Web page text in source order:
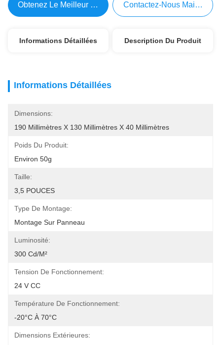
Obtenez Le Meilleur Prix Contactez-Nous Maintenant
Informations Détaillées Description Du Produit
Informations Détaillées
Dimensions:
190 Millimètres X 130 Millimètres X 40 Millimètres
Poids Du Produit:
Environ 50g
Taille:
3,5 POUCES
Type De Montage:
Montage Sur Panneau
Luminosité:
300 Cd/m²
Tension De Fonctionnement:
24 V CC
Température De Fonctionnement:
-20°C À 70°C
Dimensions Extérieures: